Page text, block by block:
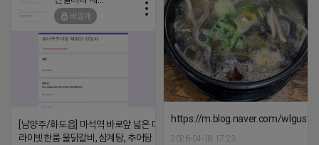
2026-04-18 17:26
https://m.blog.naver.com/
2026-04-18 17:23
비공개
[남양주/화도읍] 마석역 바로앞 넓은 매장과, 프
라이빗한룸 물닭갈비, 삼계탕, 추어탕 맛집 10